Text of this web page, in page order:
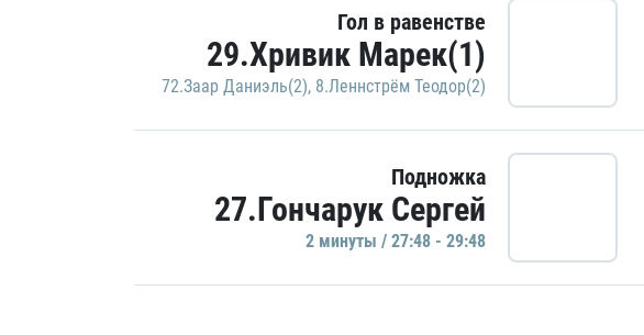
Гол в равенстве
29.Хривик Марек(1)
72.Заар Даниэль(2), 8.Леннстрём Теодор(2)
Подножка
27.Гончарук Сергей
2 минуты / 27:48 - 29:48